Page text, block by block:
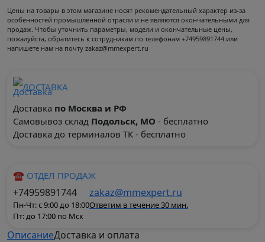
Цены на товары в этом магазине носят рекомендательный характер из-за
особенностей промышленной отрасли и не являются окончательными для
продаж. Чтобы уточнить параметры, модели и окончательные цены,
пожалуйста, обратитесь к сотрудникам по телефонам +74959891744 или
напишете нам на почту zakaz@mmexpert.ru
ДОСТАВКА
Доставка по Москва и РФ
Самовывоз склад Подольск, МО - бесплатно
Доставка до терминалов ТК - бесплатно
☎ ОТДЕЛ ПРОДАЖ
+74959891744
Пн-Чт: с 9:00 до 18:00
Пт: до 17:00 по Мск
zakaz@mmexpert.ru
Ответим в течение 30 мин.
ОписаниеДоставка и оплата